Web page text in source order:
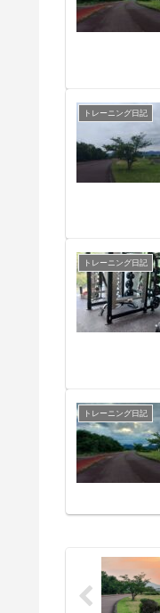
トレーニング日記
トレーニング日記
トレーニング日記